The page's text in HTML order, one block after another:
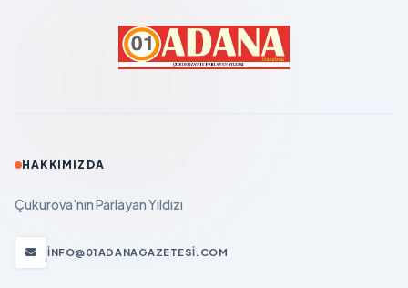
HAKKIMIZDA
Çukurova'nın Parlayan Yıldızı
INFO@01ADANAGAZETESI.COM